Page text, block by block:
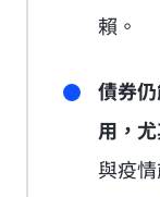
賴。
債券
用，
與疫